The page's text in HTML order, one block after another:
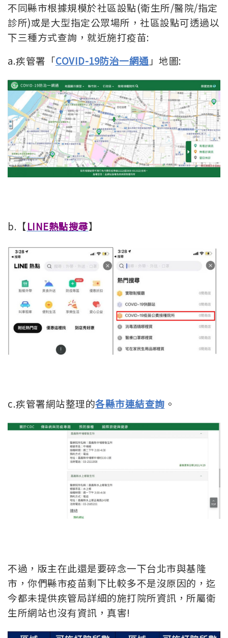
不同縣市根據規模於社區設點(衛生所/醫院/指定
診所)或是大型指定公眾場所，社區設點可透過以
下三種方式查詢，就近施打疫苗:
a.疾管署「COVID-19防治一網通 」地圖:
b.【LINE熱點搜尋】
c.疾管署網站整理的各縣市連結查詢 。
不過，版主在此還是要碎念一下台北市與基隆
市，你們縣市疫苗剩下比較多不是沒原因的，迄
今都未提供疾管局詳細的施打院所資訊，所屬衛
生所網站也沒有資訊，真害!